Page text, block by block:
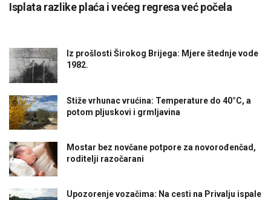
Isplata razlike plaća i većeg regresa već počela
Iz prošlosti Širokog Brijega: Mjere štednje vode
1982.
Stiže vrhunac vrućina: Temperature do 40°C, a
potom pljuskovi i grmljavina
Mostar bez novčane potpore za novorođenčad,
roditelji razočarani
Upozorenje vozačima: Na cesti na Privalju ispale